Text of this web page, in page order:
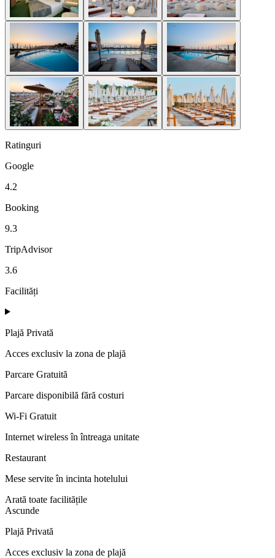
Ratinguri
Google
4.2
Booking
9.3
TripAdvisor
3.6
Facilități
Plajă Privată
Acces exclusiv la zona de plajă
Parcare Gratuită
Parcare disponibilă fără costuri
Wi-Fi Gratuit
Internet wireless în întreaga unitate
Restaurant
Mese servite în incinta hotelului
Arată toate facilitățile
Ascunde
Plajă Privată
Acces exclusiv la zona de plajă